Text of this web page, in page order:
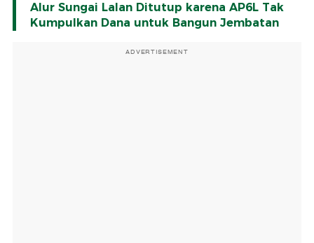
Alur Sungai Lalan Ditutup karena AP6L Tak
Kumpulkan Dana untuk Bangun Jembatan
ADVERTISEMENT